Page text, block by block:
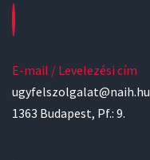
E-mail / Levelezési cím
ugyfelszolgalat@naih.hu
1363 Budapest, Pf.: 9.